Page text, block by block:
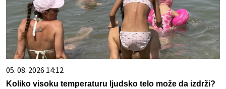
05. 08. 2026 14:12
Koliko visoku temperaturu ljudsko telo može da izdrži?